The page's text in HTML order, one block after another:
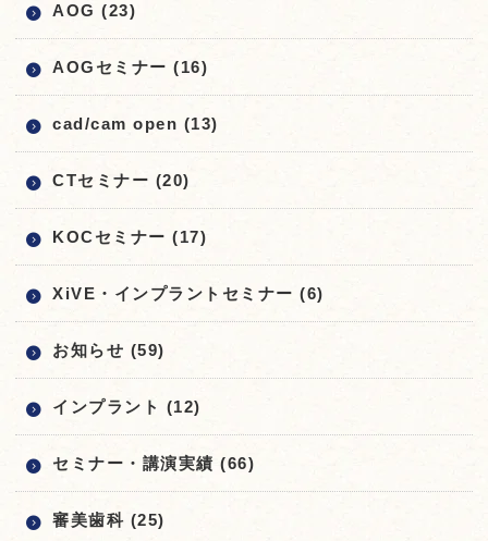
AOG (23)
AOGセミナー (16)
cad/cam open (13)
CTセミナー (20)
KOCセミナー (17)
XiVE・インプラントセミナー (6)
お知らせ (59)
インプラント (12)
セミナー・講演実績 (66)
審美歯科 (25)